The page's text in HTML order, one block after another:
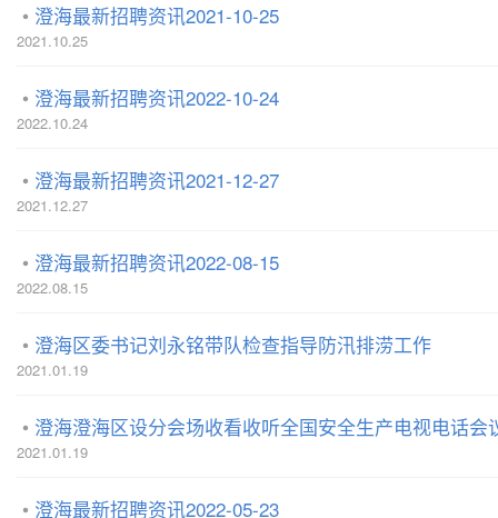
澄海最新招聘资讯2021-10-25
2021.10.25
澄海最新招聘资讯2022-10-24
2022.10.24
澄海最新招聘资讯2021-12-27
2021.12.27
澄海最新招聘资讯2022-08-15
2022.08.15
澄海区委书记刘永铭带队检查指导防汛排涝工作
2021.01.19
澄海澄海区设分会场收看收听全国安全生产电视电话
2021.01.19
澄海最新招聘资讯2022-05-23